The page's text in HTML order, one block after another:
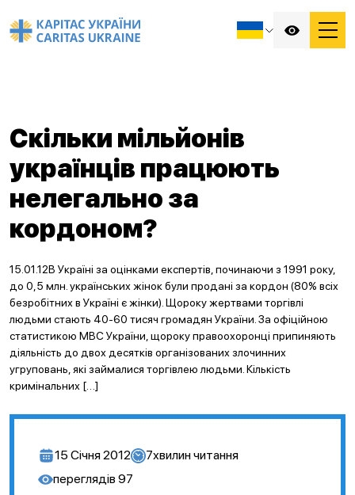
Скільки мільйонів
українців працюють
нелегально за
кордоном?
15.01.12В Україні за оцінками експертів, починаючи з 1991 року,
до 0,5 млн. українських жінок були продані за кордон (80% всіх
безробітних в Україні є жінки). Щороку жертвами торгівлі
людьми стають 40-60 тисяч громадян України. За офіційною
статистикою МВС України, щороку правоохоронці припиняють
діяльність до двох десятків організованих злочинних
угруповань, які займалися торгівлею людьми. Кількість
кримінальних […]
15 Січня 2012 7хвилин читання
переглядів 97